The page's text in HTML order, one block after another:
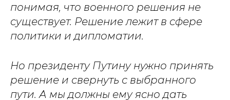
понимая, что военного решения не
существует. Решение лежит в сфере
политики и дипломатии.
Но президенту Путину нужно принять
решение и свернуть с выбранного
пути. А мы должны ему ясно дать